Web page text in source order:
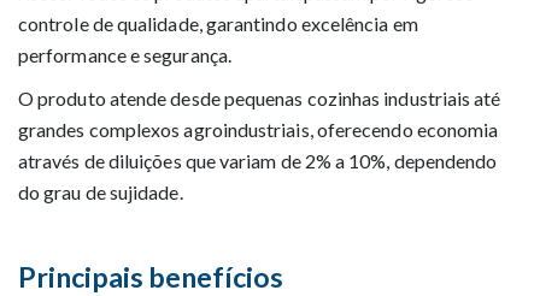
controle de qualidade, garantindo excelência em
performance e segurança.
O produto atende desde pequenas cozinhas industriais até
grandes complexos agroindustriais, oferecendo economia
através de diluições que variam de 2% a 10%, dependendo
do grau de sujidade.
Principais benefícios